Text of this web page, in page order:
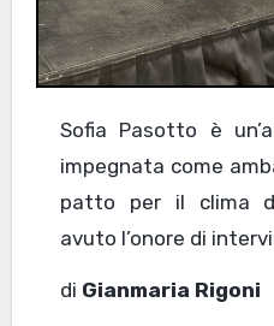
Sofia Pasotto è un’attivista per il clima,
impegnata come
patto per il clima
avuto l’onore di
di Gianmaria Rigoni